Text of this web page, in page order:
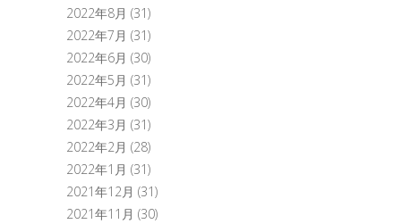
2022年8月 (31)
2022年7月 (31)
2022年6月 (30)
2022年5月 (31)
2022年4月 (30)
2022年3月 (31)
2022年2月 (28)
2022年1月 (31)
2021年12月 (31)
2021年11月 (30)